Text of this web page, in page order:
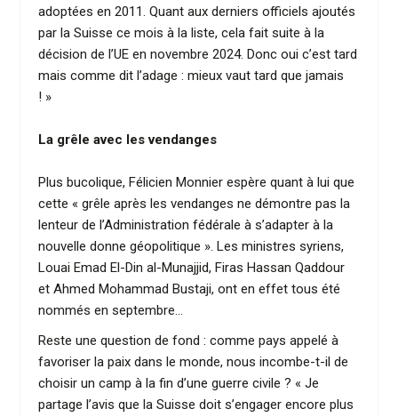
adoptées en 2011. Quant aux derniers officiels ajoutés
par la Suisse ce mois à la liste, cela fait suite à la
décision de l’UE en novembre 2024. Donc oui c’est tard
mais comme dit l’adage : mieux vaut tard que jamais
! »
La grêle avec les vendanges
Plus bucolique, Félicien Monnier espère quant à lui que
cette « grêle après les vendanges ne démontre pas la
lenteur de l’Administration fédérale à s’adapter à la
nouvelle donne géopolitique ». Les ministres syriens,
Louai Emad El-Din al-Munajjid, Firas Hassan Qaddour
et Ahmed Mohammad Bustaji, ont en effet tous été
nommés en septembre…
Reste une question de fond : comme pays appelé à
favoriser la paix dans le monde, nous incombe-t-il de
choisir un camp à la fin d’une guerre civile ? « Je
partage l’avis que la Suisse doit s’engager encore plus